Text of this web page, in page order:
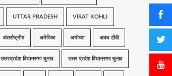
UTTAR PRADESH VIRAT KOHLI
अंतर्राष्ट्रीय अमेरिका अयोध्या अवध टीवी
उत्तरप्रदेश विधानसभा चुनाव उत्तर प्रदेश विधानसभा चुनाव